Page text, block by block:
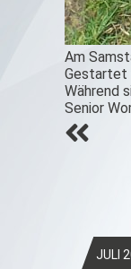
Am
Gestartet
Während
Senior
JULI